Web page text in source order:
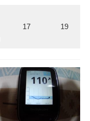
17 19